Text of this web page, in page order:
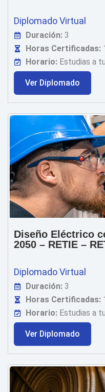
Diplomado Virtual
Duración:3
Horas Certificadas:
Horario:Estudias a
Ver Diplomado
Diseño Eléctrico
2050 – RETIE –
Diplomado Virtual
Duración:3
Horas Certificadas:
Horario:Estudias a
Ver Diplomado